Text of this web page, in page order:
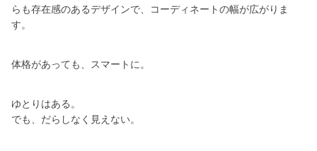
らも存在感のあるデザインで、コーディネートの幅が広がりま
す。
体格があっても、スマートに。
ゆとりはある。
でも、だらしなく見えない。